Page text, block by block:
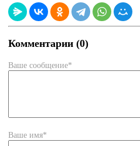
Комментарии (0)
Ваше сообщение*
Ваше имя*